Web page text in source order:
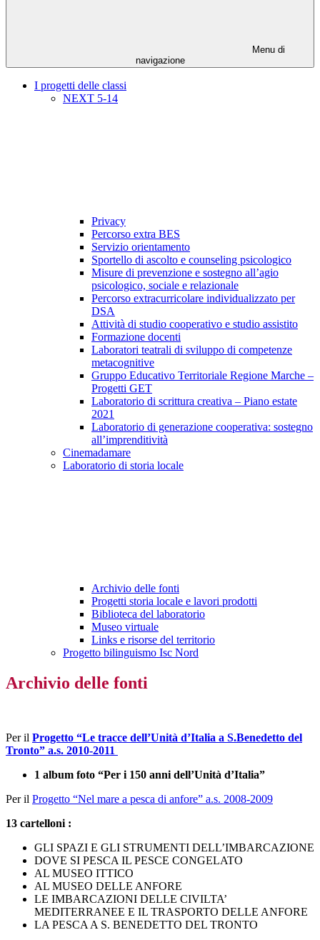
Menu di
navigazione
I progetti delle classi
NEXT 5-14
Privacy
Percorso extra BES
Servizio orientamento
Sportello di ascolto e counseling psicologico
Misure di prevenzione e sostegno all’agio
psicologico, sociale e relazionale
Percorso extracurricolare individualizzato per
DSA
Attività di studio cooperativo e studio assistito
Formazione docenti
Laboratori teatrali di sviluppo di competenze
metacognitive
Gruppo Educativo Territoriale Regione Marche –
Progetti GET
Laboratorio di scrittura creativa – Piano estate
2021
Laboratorio di generazione cooperativa: sostegno
all’imprenditività
Cinemadamare
Laboratorio di storia locale
Archivio delle fonti
Progetti storia locale e lavori prodotti
Biblioteca del laboratorio
Museo virtuale
Links e risorse del territorio
Progetto bilinguismo Isc Nord
Archivio delle fonti
Per il Progetto “Le tracce dell’Unità d’Italia a S.Benedetto del
Tronto” a.s. 2010-2011
1 album foto “Per i 150 anni dell’Unità d’Italia”
Per il Progetto “Nel mare a pesca di anfore” a.s. 2008-2009
13 cartelloni :
GLI SPAZI E GLI STRUMENTI DELL’IMBARCAZIONE
DOVE SI PESCA IL PESCE CONGELATO
AL MUSEO ITTICO
AL MUSEO DELLE ANFORE
LE IMBARCAZIONI DELLE CIVILTA’
MEDITERRANEE E IL TRASPORTO DELLE ANFORE
LA PESCA A S. BENEDETTO DEL TRONTO